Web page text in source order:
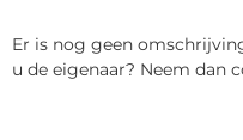
Er is nog geen
u de eigenaar? Neem dan